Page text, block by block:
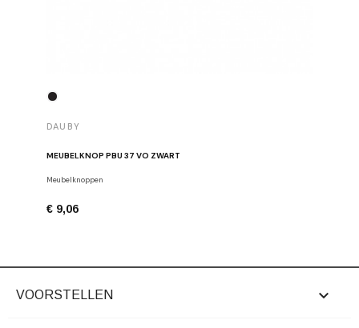
DAUBY
MEUBELKNOP PBU 37 VO ZWART
Meubelknoppen
€ 9,06
VOORSTELLEN 